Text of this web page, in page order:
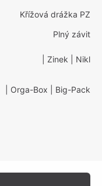
Křížová drážka PZ
Plný závit
| Zinek | Nikl
| Orga-Box | Big-Pack